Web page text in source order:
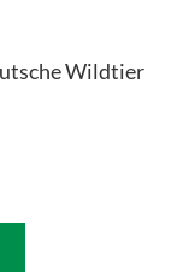
Wildtier